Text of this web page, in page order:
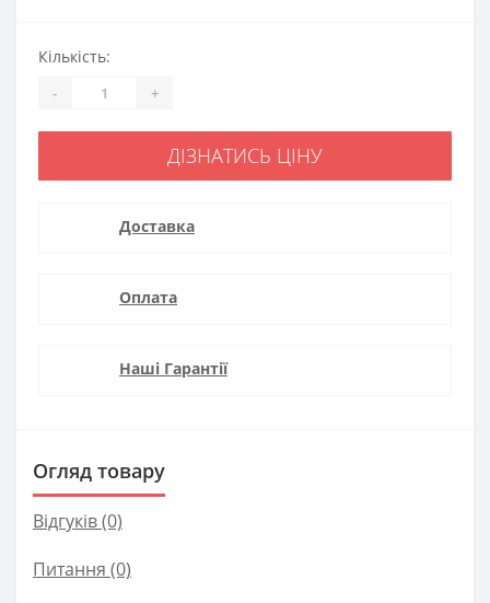
Кількість:
- +
ДІЗНАТИСЬ ЦІНУ
Доставка
Оплата
Наші Гарантії
Огляд товару
Відгуків (0)
Питання (0)